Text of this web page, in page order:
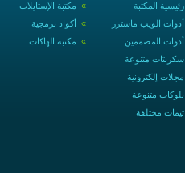
» مكتبة الإستايلات
رئيسية المكتبة
» أكواد برمجية
أدوات الويب ماسترز
» مكتبة الهاكات
أدوات المصممين
سكربتات متنوعة
مجلات إلكترونية
بلوكات متنوعة
ثيمات مختلفة